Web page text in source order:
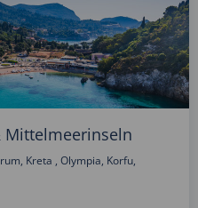
Mittelmeerinseln
Kreta , Olympia, Korfu,